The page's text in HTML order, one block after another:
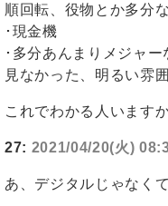
順回転、役物とか多分
･現金機
･多分あんまりメジャ
見なかった、明るい雰
これでわかる人います
27: 2021/04/20(火)
あ、デジタルじゃなく